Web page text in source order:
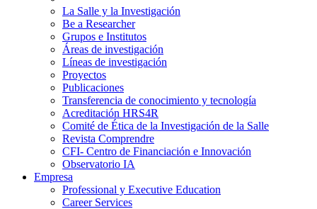
La Salle y la Investigación
Be a Researcher
Grupos e Institutos
Áreas de investigación
Líneas de investigación
Proyectos
Publicaciones
Transferencia de conocimiento y tecnología
Acreditación HRS4R
Comité de Ética de la Investigación de la Salle
Revista Comprendre
CFI- Centro de Financiación e Innovación
Observatorio IA
Empresa
Professional y Executive Education
Career Services